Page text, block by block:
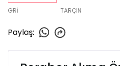
GRİ TARÇIN
Paylaş: